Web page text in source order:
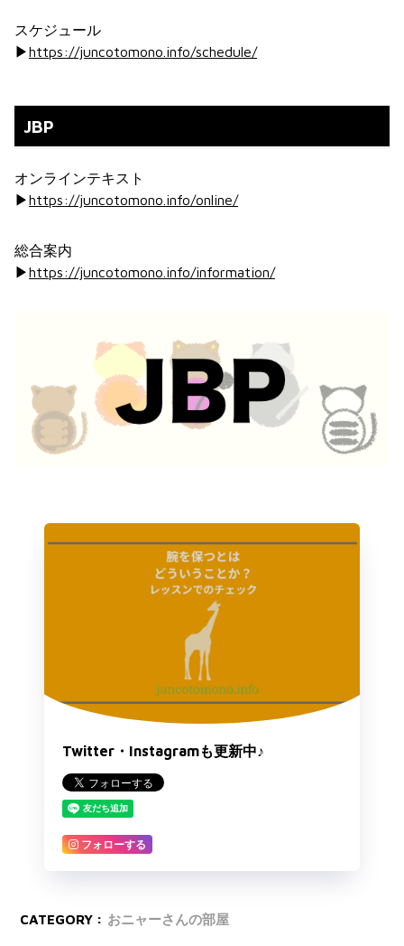
スケジュール
▶︎https://juncotomono.info/schedule/
JBP
オンラインテキスト
▶︎https://juncotomono.info/online/
総合案内
▶︎https://juncotomono.info/information/
Twitter・Instagramも更新中♪
フォローする
CATEGORY : おニャーさんの部屋